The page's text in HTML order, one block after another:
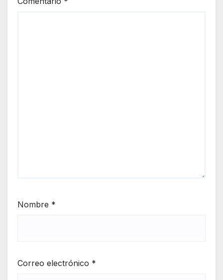
Nombre *
Correo electrónico *